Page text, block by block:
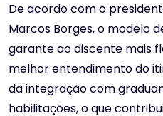
De acordo com o
Marcos Borges, o modelo
garante ao discente mais
melhor entendimento do
da integração com
habilitações, o que